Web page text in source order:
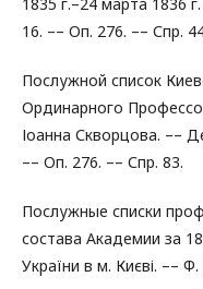
16. –– Оп. 276. –– Спр.
Послужной список
Ординарного
Іоанна Скворцова. ––
–– Оп. 276. –– Спр. 83.
Послужные списки
состава Академии за
України в м. Києві. ––